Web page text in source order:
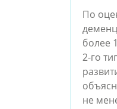
По
более
2-го
не